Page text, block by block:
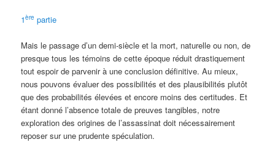
1ère partie
Mais le passage d’un demi-siècle et la mort, naturelle ou non, de
presque tous les témoins de cette époque réduit drastiquement
tout espoir de parvenir à une conclusion définitive. Au mieux,
nous pouvons évaluer des possibilités et des plausibilités plutôt
que des probabilités élevées et encore moins des certitudes. Et
étant donné l’absence totale de preuves tangibles, notre
exploration des origines de l’assassinat doit nécessairement
reposer sur une prudente spéculation.